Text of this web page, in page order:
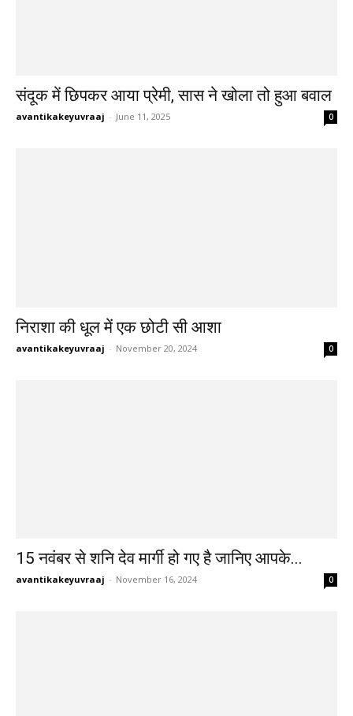
संदूक में छिपकर आया प्रेमी, सास ने खोला तो हुआ बवाल
avantikakeyuvraaj - June 11, 2025 0
निराशा की धूल में एक छोटी सी आशा
avantikakeyuvraaj - November 20, 2024 0
15 नवंबर से शनि देव मार्गी हो गए है जानिए आपके...
avantikakeyuvraaj - November 16, 2024 0